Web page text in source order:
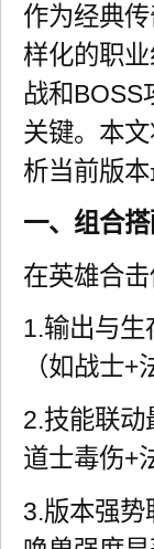
作为经典
样化的职
战和BOSS
关键。本
析当前版
一、组合
在英雄合
1.输出与生
（如战士+
2.技能联动
道士毒伤+
3.版本强